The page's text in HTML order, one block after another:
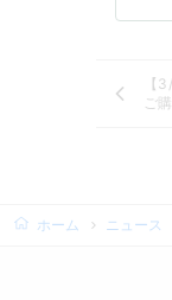
【
ご
ホーム ニュース